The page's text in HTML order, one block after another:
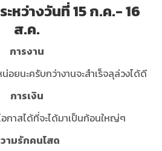
หว่างวันที่ 15 ก.ค.- 16
ส.ค.
การงาน
ยนะครับกว่างานจะสำเร็จลุล่วงได้ดี
การเงิน
กาสได้ที่จะได้มาเป็นก้อนใหญ่ๆ
ามรักคนโสด